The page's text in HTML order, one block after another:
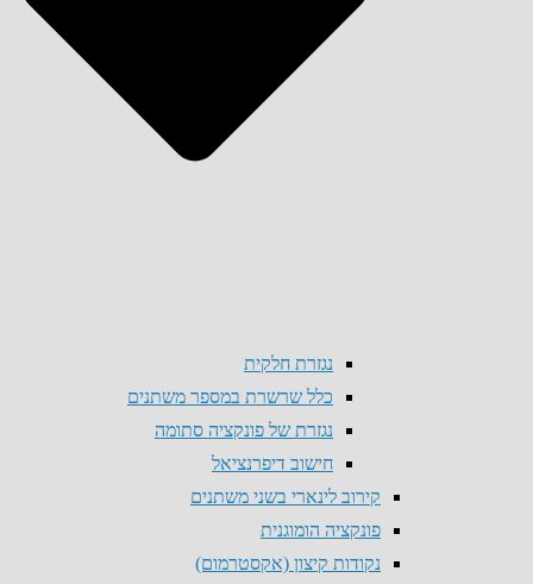
נגזרת חלקית
כלל שרשרת במספר משתנים
נגזרת של פונקציה סתומה
חישוב דיפרנציאל
קירוב לינארי בשני משתנים
פונקציה הומוגנית
נקודות קיצון (אקסטרמום)